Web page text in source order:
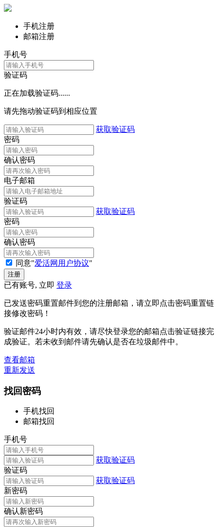
手机注册
邮箱注册
手机号
验证码
正在加载验证码......
请先拖动验证码到相应位置
获取验证码
密码
确认密码
电子邮箱
验证码
获取验证码
密码
确认密码
同意"爱活网用户协议"
已有账号, 立即 登录
已发送密码重置邮件到您的注册邮箱，请立即点击密码重置链
接修改密码！
验证邮件24小时内有效，请尽快登录您的邮箱点击验证链接完
成验证。若未收到邮件请先确认是否在垃圾邮件中。
查看邮箱
重新发送
找回密码
手机找回
邮箱找回
手机号
获取验证码
验证码
获取验证码
新密码
确认新密码